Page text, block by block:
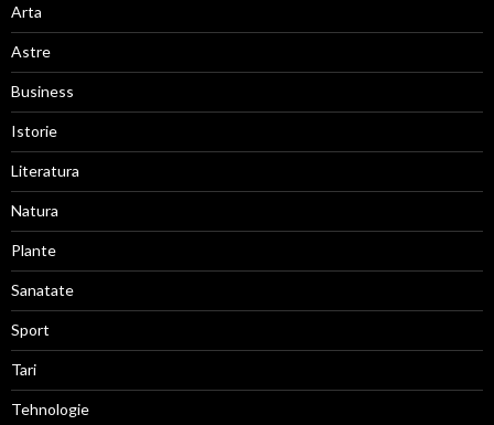
Arta
Astre
Business
Istorie
Literatura
Natura
Plante
Sanatate
Sport
Tari
Tehnologie